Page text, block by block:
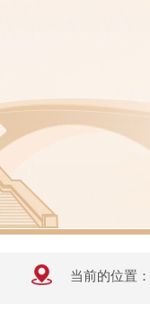
当前的位置：